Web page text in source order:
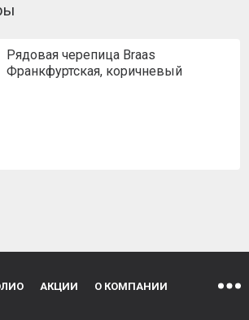
Рядовая черепица Braas
Франкфуртская, коричневый
АКЦИИ О КОМПАНИИ